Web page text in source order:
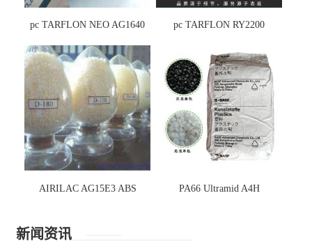
pc TARFLON NEO AG1640 pc TARFLON RY2200
AIRILAC AG15E3 ABS PA66 Ultramid A4H
新闻资讯